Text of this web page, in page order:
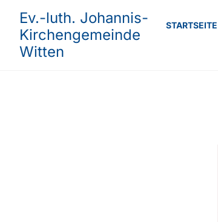
Ev.-luth. Johannis-
Kirchengemeinde
Witten
STARTSEITE